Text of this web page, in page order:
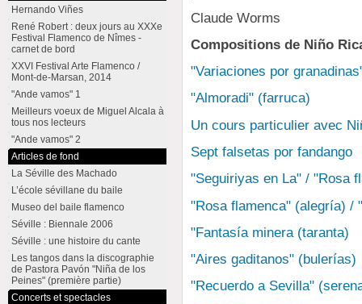
Claude Worms
Compositions de Niño
"Variaciones por
"Almoradi" (farruca)
Un cours particulier avec
Sept falsetas por fandango
"Seguiriyas en La" / "Rosa
"Rosa flamenca" (alegría) /
"Fantasía minera (taranta)
"Aires gaditanos" (bulerías)
"Recuerdo a Sevilla"
Hernando Viñes
René Robert : deux jours au XXXe
Festival Flamenco de Nîmes -
carnet de bord
XXVI Festival Arte Flamenco /
Mont-de-Marsan, 2014
"Ande vamos" 1
Meilleurs voeux de Miguel Alcala à
tous nos lecteurs
"Ande vamos" 2
Articles de fond
La Séville des Machado
L’école sévillane du baile
Museo del baile flamenco
Séville : Biennale 2006
Séville : une histoire du cante
Les tangos dans la discographie
de Pastora Pavón "Niña de los
Peines" (première partie)
Concerts et spectacles